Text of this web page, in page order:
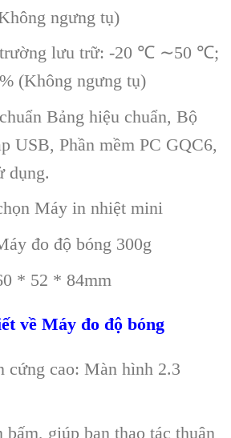
ngưng tụ)
trường lưu trữ: -20 ℃ ∼50 ℃;
(Không ngưng tụ)
Bảng hiệu chuẩn, Bộ
USB, Phần mềm PC GQC6,
dụng.
Máy in nhiệt mini
đo độ bóng 300g
* 52 * 84mm
về Máy đo độ bóng
cứng cao: Màn hình 2.3
bấm, giúp bạn thao tác thuận